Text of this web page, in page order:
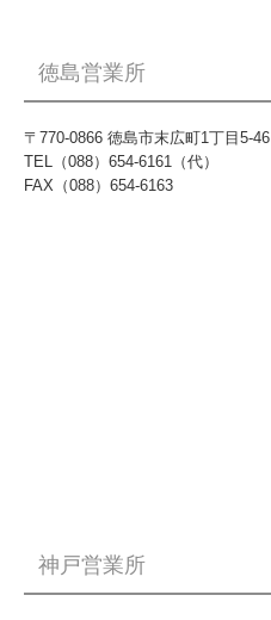
徳島営業所
〒770-0866 徳島市末広町1丁目5-46
TEL（088）654-6161（代）
FAX（088）654-6163
神戸営業所